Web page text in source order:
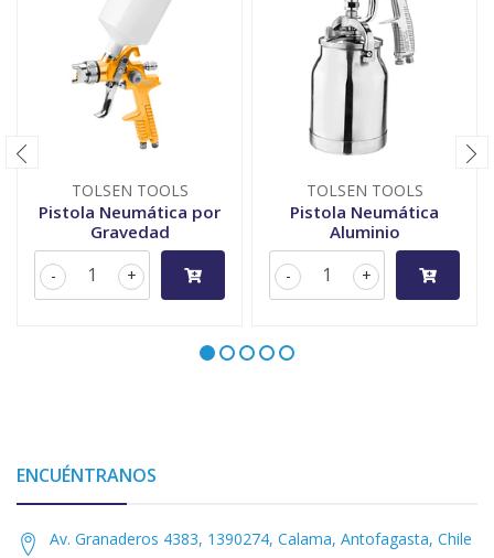
TOLSEN TOOLS
Pistola Neumática por
Gravedad
+
-
TOLSEN TOOLS
Pistola Neumática
Aluminio
+
-
ENCUÉNTRANOS
Av. Granaderos 4383, 1390274, Calama, Antofagasta, Chile